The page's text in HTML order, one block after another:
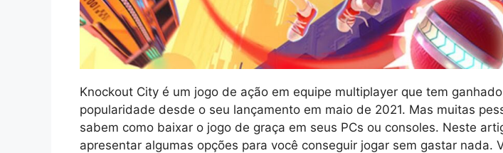
Knockout City é um jogo de ação em equipe multiplayer que tem
popularidade desde o seu lançamento em maio de 2021. Mas muitas
sabem como baixar o jogo de graça em seus PCs ou consoles. Neste
apresentar algumas opções para você conseguir jogar sem gastar nada.